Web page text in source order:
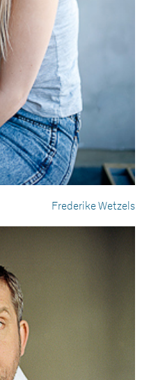
Frederike Wetzels